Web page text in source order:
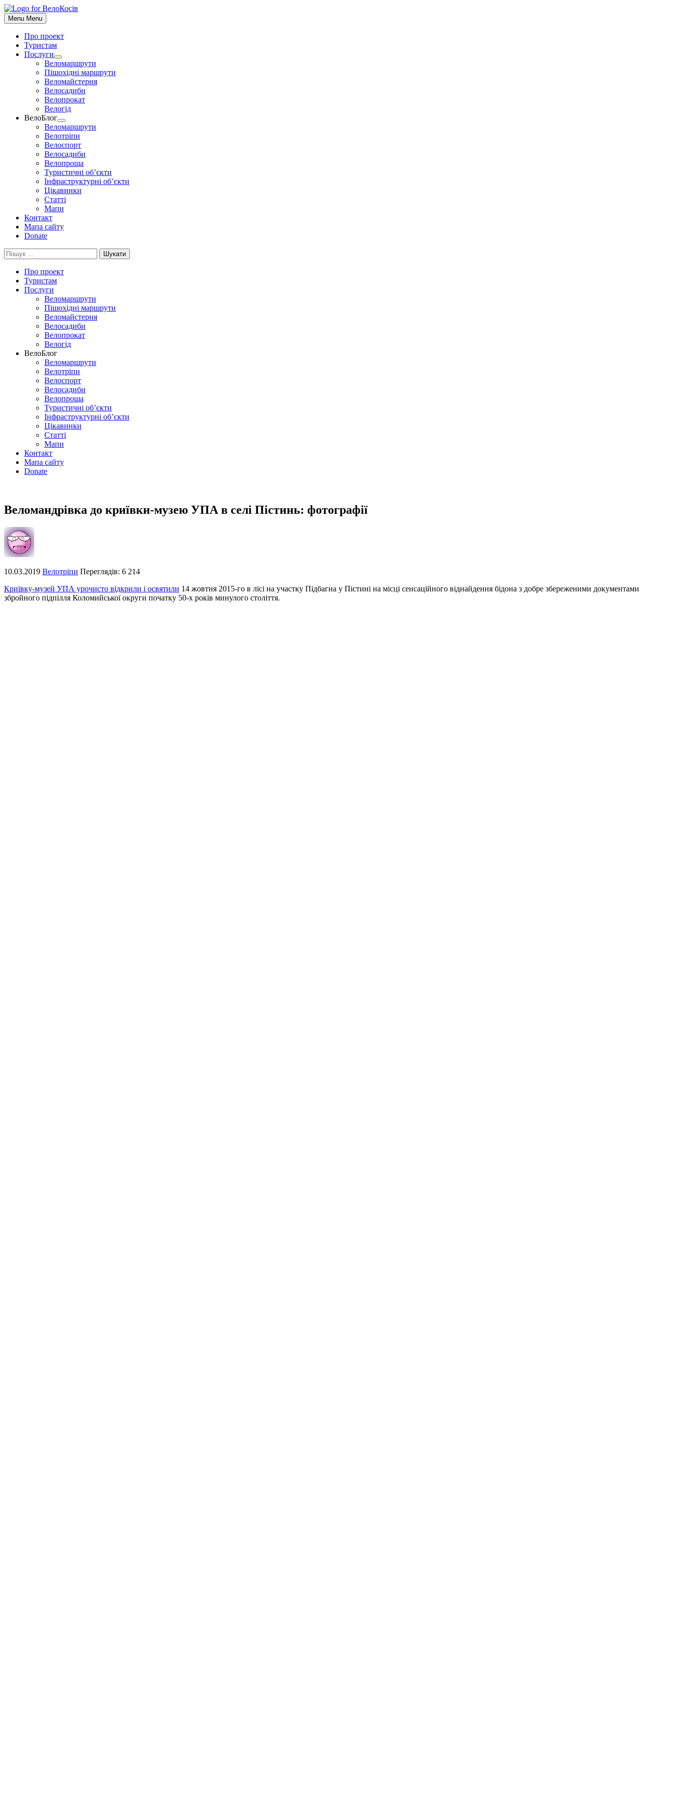
До
контенту
Menu Menu
Про проект
Туристам
Послуги
Show
sub
menu
Веломаршрути
Пішохідні маршрути
Веломайстерня
Велосадиби
Велопрокат
Велогід
ВелоБлог
Show
sub
menu
Веломаршрути
Велотріпи
Велоспорт
Велосадиби
Велопроща
Туристичні об’єкти
Інфраструктурні об’єкти
Цікавинки
Статті
Мапи
Контакт
Мапа сайту
Donate
Пошук:
Про проект
Туристам
Послуги
Веломаршрути
Пішохідні маршрути
Веломайстерня
Велосадиби
Велопрокат
Велогід
ВелоБлог
Веломаршрути
Велотріпи
Велоспорт
Велосадиби
Велопроща
Туристичні об’єкти
Інфраструктурні об’єкти
Цікавинки
Статті
Мапи
Контакт
Мапа сайту
Donate
Веломандрівка до криївки-музею УПА в селі Пістинь: фотографії
10.03.2019 Велотріпи Переглядів: 6 214
Криївку-музей УПА урочисто відкрили і освятили 14 жовтня 2015-го в лісі на участку Підбагна у Пістині на місці сенсаційного віднайдення бідона з добре збереженими документами
збройного підпілля Коломийської округи початку 50-х років минулого століття.